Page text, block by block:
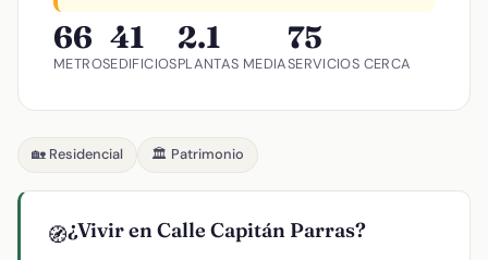
66
METROS
41
EDIFICIOS
2.1
PLANTAS MEDIA
75
SERVICIOS CERCA
🏡 Residencial 🏛️ Patrimonio
🧭¿Vivir en Calle Capitán Parras?